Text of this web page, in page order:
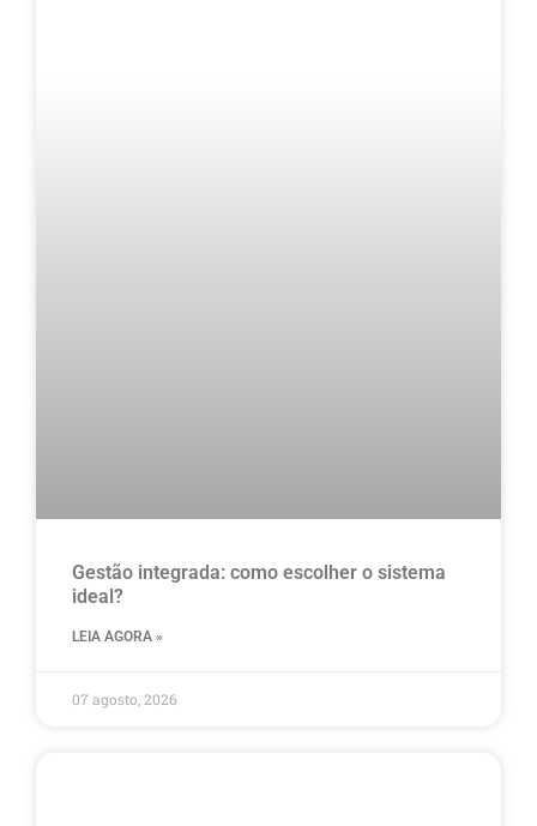
Gestão integrada: como escolher o sistema
ideal?
LEIA AGORA »
07 agosto, 2026